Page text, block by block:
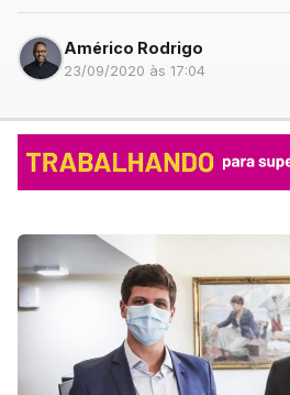
Américo Rodrigo
23/09/2020 às 17:04